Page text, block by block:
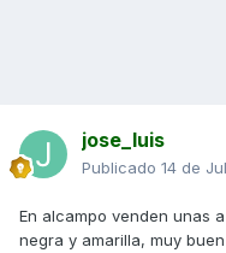
jose_luis
Publicado 14 de
En alcampo venden unas
negra y amarilla, muy